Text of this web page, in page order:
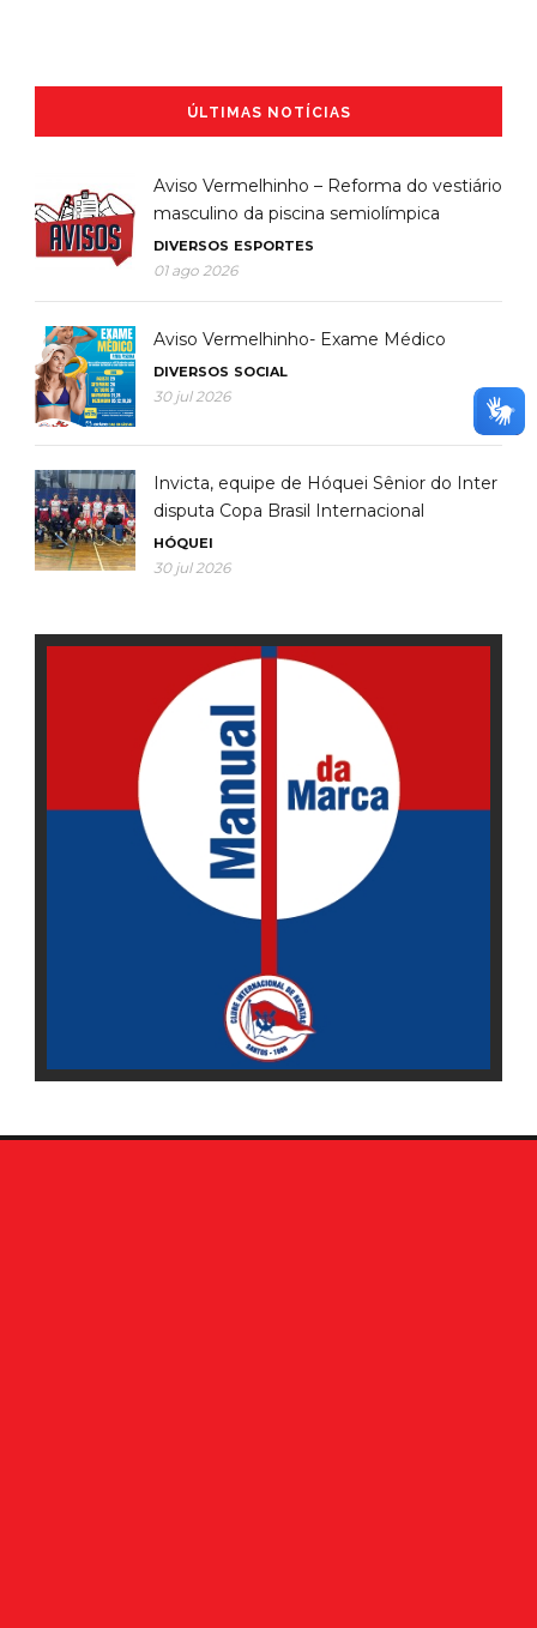
ÚLTIMAS NOTÍCIAS
Aviso Vermelhinho – Reforma do vestiário
masculino da piscina semiolímpica
DIVERSOS ESPORTES
01 ago 2026
Aviso Vermelhinho- Exame Médico
DIVERSOS SOCIAL
30 jul 2026
Invicta, equipe de Hóquei Sênior do Inter
disputa Copa Brasil Internacional
HÓQUEI
30 jul 2026